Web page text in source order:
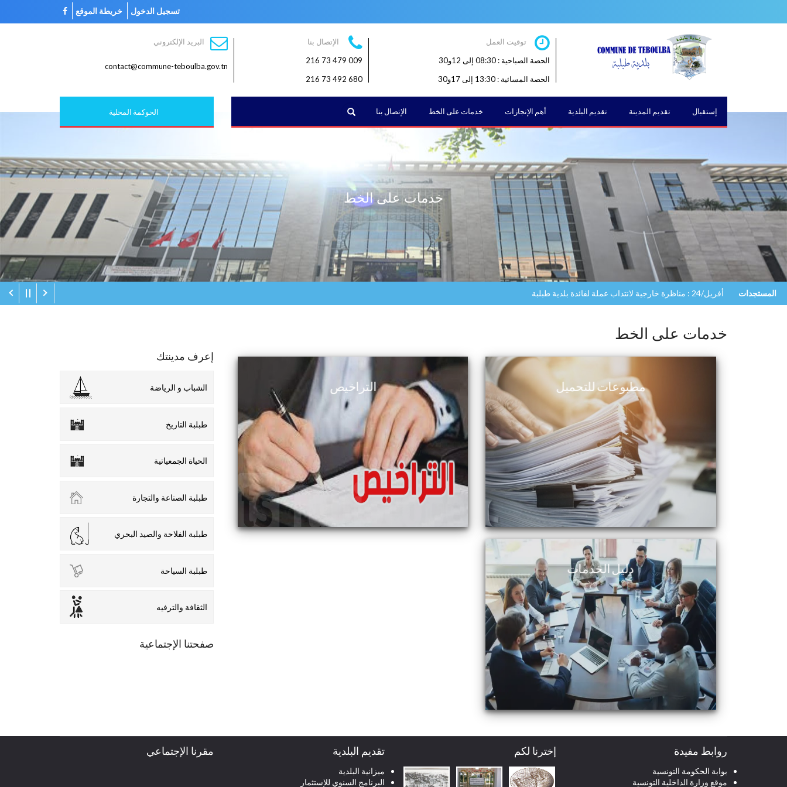
تسجيل الدخول خريطة الموقع
توقيت العمل
الحصة الصباحية : 08:30 إلى 12و30
الحصة المسائية : 13:30 إلى 17و30
الإتصال بنا
009 479 73 216
680 492 73 216
البريد الإلكتروني
contact@commune-teboulba.gov.tn
خدمات على الخط
المستجدات أفريل/24 : مناظرة خارجية لانتداب عملة لفائدة بلدية طبلبة
إستقبال تقديم المدينة تقديم البلدية أهم الإنجازات خدمات على الخط الإتصال بنا البحث الحوكمة المحلية
خدمات على الخط
مطبوعات للتحميل التراخيص
دليل الخدمات
إعرف مدينتك
الشباب و الرياضة
طبلبة التاريخ
الحياة الجمعياتية
طبلبة الصناعة والتجارة
طبلبة الفلاحة والصيد البحري
طبلبة السياحة
الثقافة والترفيه
صفحتنا الإجتماعية
روابط مفيدة
بوابة الحكومة التونسية
موقع وزارة الداخلية التونسية
إخترنا لكم تقديم البلدية
ميزانية البلدية
البرنامج السنوي للإستثمار
مقرنا الإجتماعي